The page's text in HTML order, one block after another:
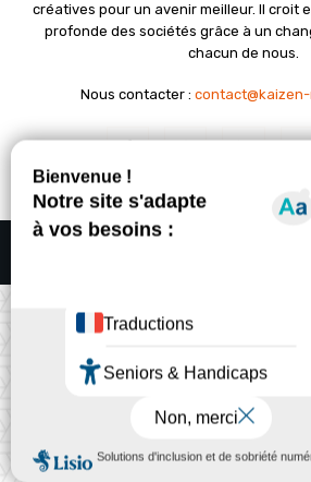
créatives pour un avenir meilleur. Il croit
profonde des sociétés grâce à un
chacun de nous.
Nous contacter :
© Copyright - KAIZEN Magazine (2012-2025)